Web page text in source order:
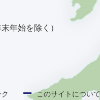
年始を除く）
このサイトについて